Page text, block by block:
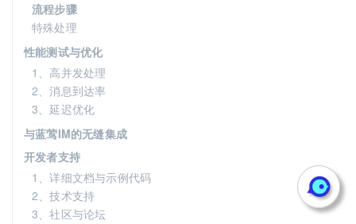
流程步骤
特殊处理
性能测试与优化
1、高并发处理
2、消息到达率
3、延迟优化
与蓝莺IM的无缝集成
开发者支持
1、详细文档与示例代码
2、技术支持
3、社区与论坛